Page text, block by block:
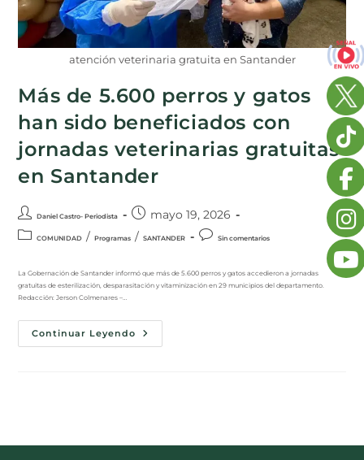
atención veterinaria gratuita en Santander
Más de 5.600 perros y gatos
han sido beneficiados con
jornadas veterinarias gratuitas
en Santander
Daniel Castro- Periodista mayo 19, 2026
COMUNIDAD / Programas / SANTANDER Sin comentarios
La Gobernación de Santander informó que más de 5.600 perros y gatos accedieron a jornadas
gratuitas de esterilización, desparasitación y vitaminización en 29 municipios del departamento.
Redacción: Jerson Colmenares –…
Continuar Leyendo